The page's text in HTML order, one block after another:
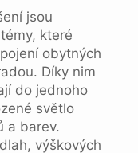
jsou
které
obytných
Díky nim
do jednoho
světlo
a barev.
výškových